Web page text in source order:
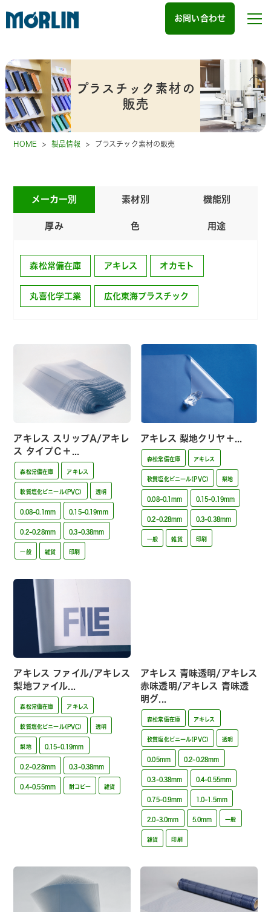
お問い合わせ
プラスチック素材の
販売
HOME > 製品情報 > プラスチック素材の販売
メーカー別 素材別 機能別
厚み 色 用途
森松常備在庫 アキレス オカモト
丸喜化学工業 広化東海プラスチック
アキレス スリップA/アキレ
ス タイプＣ＋...
森松常備在庫 アキレス
軟質塩化ビニール(PVC) 透明
0.08~0.1mm 0.15~0.19mm
0.2~0.28mm 0.3~0.38mm
一般 雑貨 印刷
アキレス 梨地クリヤ＋...
森松常備在庫 アキレス
軟質塩化ビニール(PVC) 梨地
0.08~0.1mm 0.15~0.19mm
0.2~0.28mm 0.3~0.38mm
一般 雑貨 印刷
アキレス ファイル/アキレス
梨地ファイル...
森松常備在庫 アキレス
軟質塩化ビニール(PVC) 透明
梨地 0.15~0.19mm
0.2~0.28mm 0.3~0.38mm
0.4~0.55mm 耐コピー 雑貨
アキレス 青味透明/アキレス
赤味透明/アキレス 青味透
明グ...
森松常備在庫 アキレス
軟質塩化ビニール(PVC) 透明
0.05mm 0.2~0.28mm
0.3~0.38mm 0.4~0.55mm
0.75~0.9mm 1.0~1.5mm
2.0~3.0mm 5.0mm 一般
雑貨 印刷